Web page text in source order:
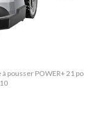
pousser POWER+ 21 po